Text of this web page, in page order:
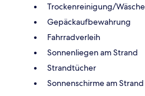
Trockenreinigung/
Gepäckaufbewahrung
Fahrradverleih
Sonnenliegen am Strand
Strandtücher
Sonnenschirme am Strand